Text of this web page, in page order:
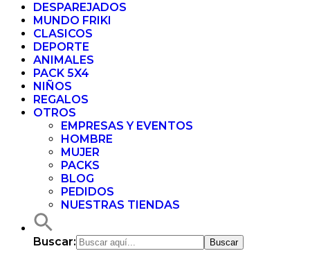
DESPAREJADOS
MUNDO FRIKI
CLASICOS
DEPORTE
ANIMALES
PACK 5X4
NIÑOS
REGALOS
OTROS
EMPRESAS Y EVENTOS
HOMBRE
MUJER
PACKS
BLOG
PEDIDOS
NUESTRAS TIENDAS
Buscar: